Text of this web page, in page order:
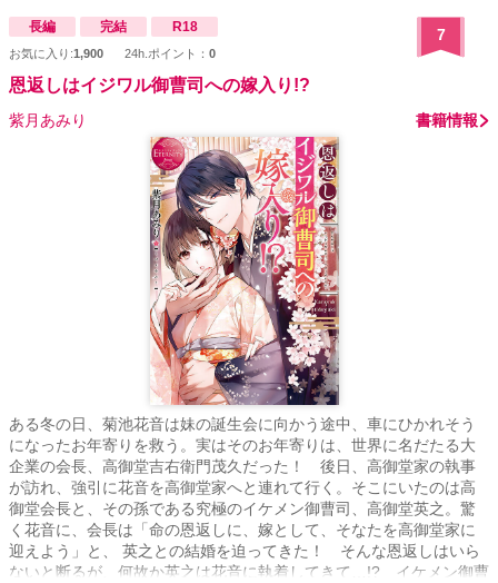
長編 完結 R18
お気に入り:1,900 24h.ポイント： 0
7
恩返しはイジワル御曹司への嫁入り!?
紫月あみり 書籍情報
ある冬の日、菊池花音は妹の誕生会に向かう途中、車にひかれそう
になったお年寄りを救う。実はそのお年寄りは、世界に名だたる大
企業の会長、高御堂吉右衛門茂久だった！ 後日、高御堂家の執事
が訪れ、強引に花音を高御堂家へと連れて行く。そこにいたのは高
御堂会長と、その孫である究極のイケメン御曹司、高御堂英之。驚
く花音に、会長は「命の恩返しに、嫁として、そなたを高御堂家に
迎えよう」と、 英之との結婚を迫ってきた！ そんな恩返しはいら
ないと断るが、何故か英之は花音に執着してきて…!? イケメン御曹